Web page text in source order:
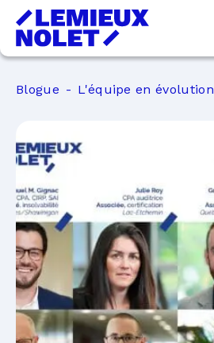
Blogue L'équipe en évolution